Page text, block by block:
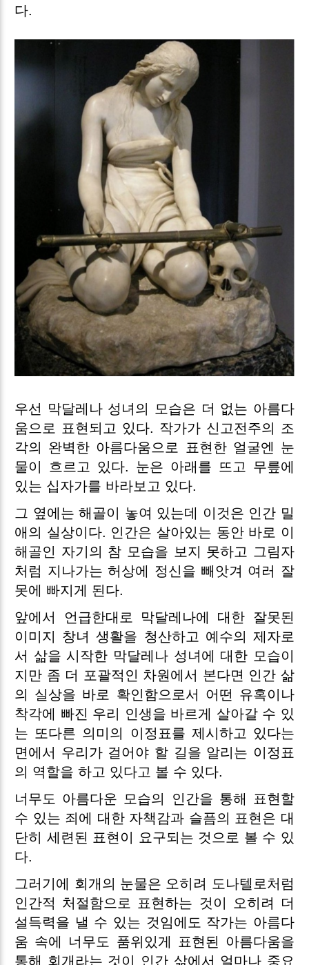
다.
우선 막달레나 성녀의 모습은 더 없는 아름다
움으로 표현되고 있다. 작가가 신고전주의 조
각의 완벽한 아름다움으로 표현한 얼굴엔 눈
물이 흐르고 있다. 눈은 아래를 뜨고 무릎에
있는 십자가를 바라보고 있다.
그 옆에는 해골이 놓여 있는데 이것은 인간 밀
애의 실상이다. 인간은 살아있는 동안 바로 이
해골인 자기의 참 모습을 보지 못하고 그림자
처럼 지나가는 허상에 정신을 빼앗겨 여러 잘
못에 빠지게 된다.
앞에서 언급한대로 막달레나에 대한 잘못된
이미지 창녀 생활을 청산하고 예수의 제자로
서 삶을 시작한 막달레나 성녀에 대한 모습이
지만 좀 더 포괄적인 차원에서 본다면 인간 삶
의 실상을 바로 확인함으로서 어떤 유혹이나
착각에 빠진 우리 인생을 바르게 살아갈 수 있
는 또다른 의미의 이정표를 제시하고 있다는
면에서 우리가 걸어야 할 길을 알리는 이정표
의 역할을 하고 있다고 볼 수 있다.
너무도 아름다운 모습의 인간을 통해 표현할
수 있는 죄에 대한 자책감과 슬픔의 표현은 대
단히 세련된 표현이 요구되는 것으로 볼 수 있
다.
그러기에 회개의 눈물은 오히려 도나텔로처럼
인간적 처절함으로 표현하는 것이 오히려 더
설득력을 낼 수 있는 것임에도 작가는 아름다
움 속에 너무도 품위있게 표현된 아름다움을
통해 회개라는 것이 인간 삶에서 얼마나 중요